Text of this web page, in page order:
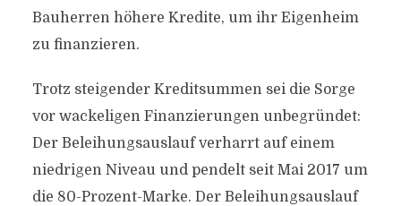
Bauherren höhere Kredite, um ihr Eigenheim
zu finanzieren.
Trotz steigender Kreditsummen sei die Sorge
vor wackeligen Finanzierungen unbegründet:
Der Beleihungsauslauf verharrt auf einem
niedrigen Niveau und pendelt seit Mai 2017 um
die 80-Prozent-Marke. Der Beleihungsauslauf